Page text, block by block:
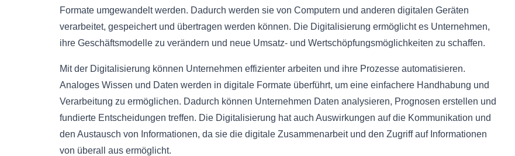
Formate umgewandelt werden. Dadurch werden sie von Computern und anderen digitalen Geräten
verarbeitet, gespeichert und übertragen werden können. Die Digitalisierung ermöglicht es Unternehmen,
ihre Geschäftsmodelle zu verändern und neue Umsatz- und Wertschöpfungsmöglichkeiten zu schaffen.
Mit der Digitalisierung können Unternehmen effizienter arbeiten und ihre Prozesse automatisieren.
Analoges Wissen und Daten werden in digitale Formate überführt, um eine einfachere Handhabung und
Verarbeitung zu ermöglichen. Dadurch können Unternehmen Daten analysieren, Prognosen erstellen und
fundierte Entscheidungen treffen. Die Digitalisierung hat auch Auswirkungen auf die Kommunikation und
den Austausch von Informationen, da sie die digitale Zusammenarbeit und den Zugriff auf Informationen
von überall aus ermöglicht.